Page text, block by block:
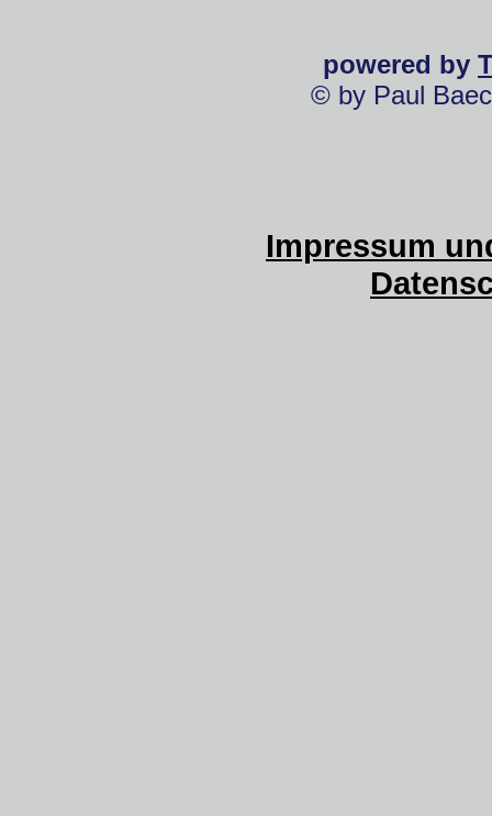
powered by
© by Paul
Impressum